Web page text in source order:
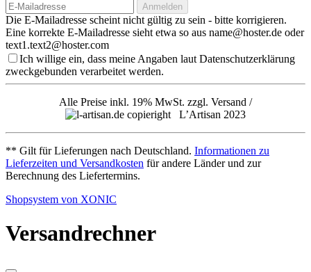
Anmelden
Die E-Mailadresse scheint nicht gültig zu sein - bitte korrigieren.
Eine korrekte E-Mailadresse sieht etwa so aus name@hoster.de oder
text1.text2@hoster.com
Ich willige ein, dass meine Angaben laut Datenschutzerklärung
zweckgebunden verarbeitet werden.
Alle Preise inkl. 19% MwSt. zzgl. Versand /
L’Artisan 2023
** Gilt für Lieferungen nach Deutschland. Informationen zu
Lieferzeiten und Versandkosten für andere Länder und zur
Berechnung des Liefertermins.
Shopsystem von XONIC
Versandrechner